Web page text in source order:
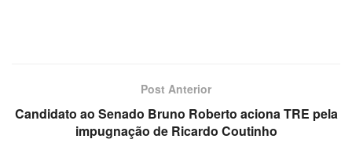
Post Anterior
Candidato ao Senado Bruno Roberto aciona TRE pela
impugnação de Ricardo Coutinho